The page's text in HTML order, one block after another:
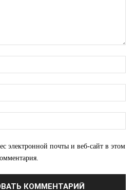
электронной почты и веб-сайт в этом